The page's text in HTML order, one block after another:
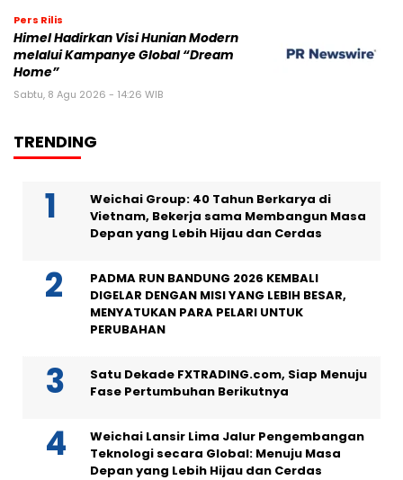
Pers Rilis
Himel Hadirkan Visi Hunian Modern
melalui Kampanye Global “Dream
Home”
Sabtu, 8 Agu 2026 - 14:26 WIB
TRENDING
Weichai Group: 40 Tahun Berkarya di
Vietnam, Bekerja sama Membangun Masa
Depan yang Lebih Hijau dan Cerdas
PADMA RUN BANDUNG 2026 KEMBALI
DIGELAR DENGAN MISI YANG LEBIH BESAR,
MENYATUKAN PARA PELARI UNTUK
PERUBAHAN
Satu Dekade FXTRADING.com, Siap Menuju
Fase Pertumbuhan Berikutnya
Weichai Lansir Lima Jalur Pengembangan
Teknologi secara Global: Menuju Masa
Depan yang Lebih Hijau dan Cerdas